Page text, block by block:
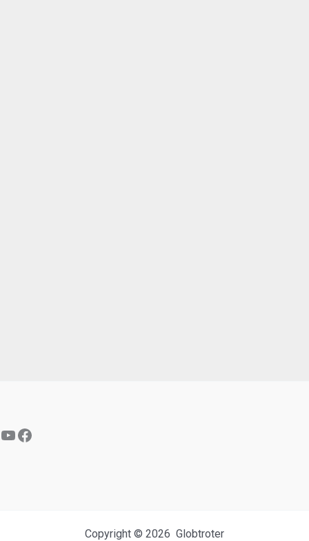
Copyright © 2026 Globtroter